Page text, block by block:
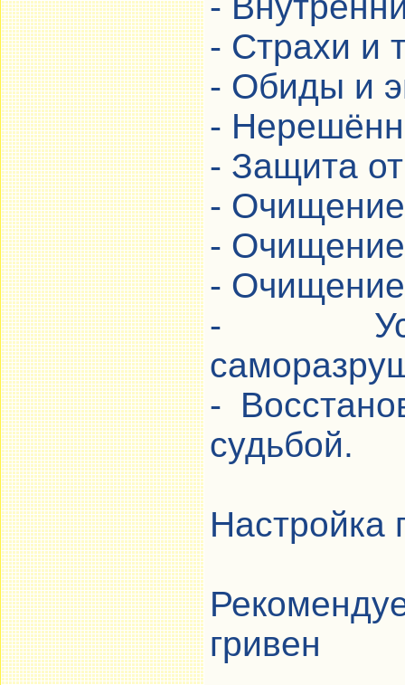
- Страхи и
- Обиды и
-
- Защита
- Очищение
- Очищение
- Очищение
-
-
судьбой.
Настройка
гривен